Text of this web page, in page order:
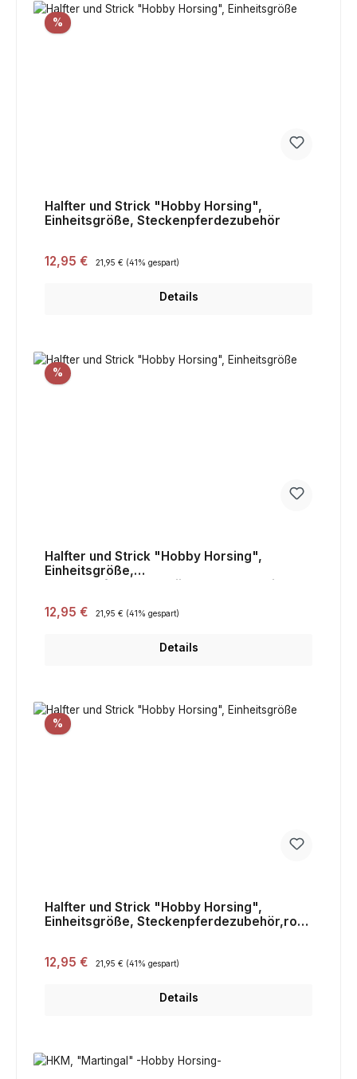
%Rabatt
Halfter und Strick "Hobby Horsing",
Einheitsgröße, Steckenpferdezubehör
Verkaufspreis:
12,95 € Regulärer Preis:
21,95 € (41% gespart)
Details
%Rabatt
Halfter und Strick "Hobby Horsing",
Einheitsgröße,
Verkaufspreis:
12,95 € Regulärer Preis:
21,95 € (41% gespart)
Details
%Rabatt
Halfter und Strick "Hobby Horsing",
Einheitsgröße, Steckenpferdezubehör,rosa
Verkaufspreis:
12,95 € Regulärer Preis:
21,95 € (41% gespart)
Details